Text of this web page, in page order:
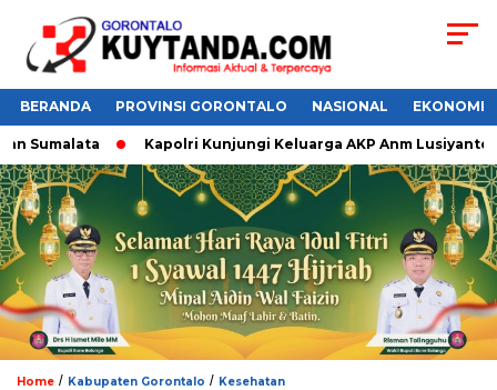
BERANDA PROVINSI GORONTALO NASIONAL EKONOMI
Sumalata Kapolri Kunjungi Keluarga AKP Anm Lusiyanto,
Home / Kabupaten Gorontalo / Kesehatan